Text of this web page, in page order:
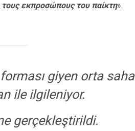
εκπροσώπους του παίκτη».
giyen orta saha
ile ilgileniyor.
gerçekleştirildi.